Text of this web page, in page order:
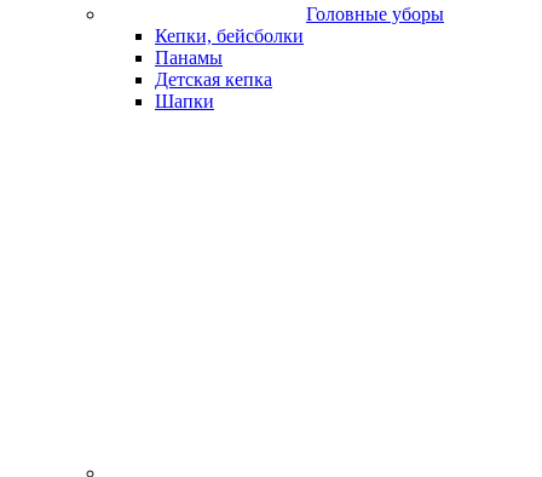
Головные уборы
Кепки, бейсболки
Панамы
Детская кепка
Шапки